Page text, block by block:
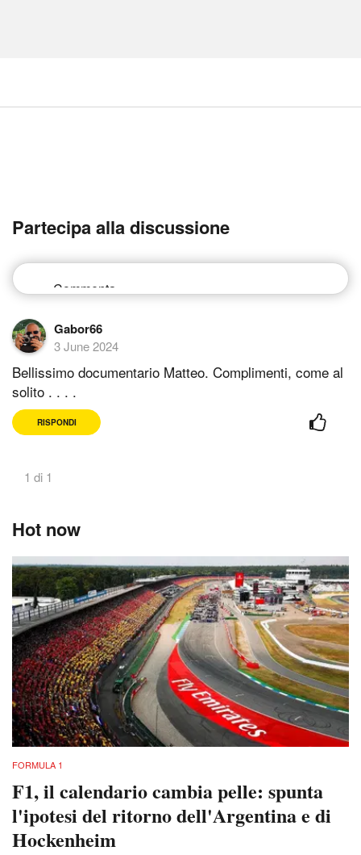
Partecipa alla discussione
Gabor66
3 June 2024
Bellissimo documentario Matteo. Complimenti, come al
solito . . . .
RISPONDI
1 di 1
Hot now
FORMULA 1
F1, il calendario cambia pelle: spunta
l'ipotesi del ritorno dell'Argentina e di
Hockenheim